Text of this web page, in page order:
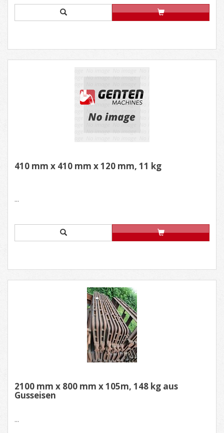
410 mm x 410 mm x 120 mm, 11 kg
...
2100 mm x 800 mm x 105m, 148 kg aus
Gusseisen
...